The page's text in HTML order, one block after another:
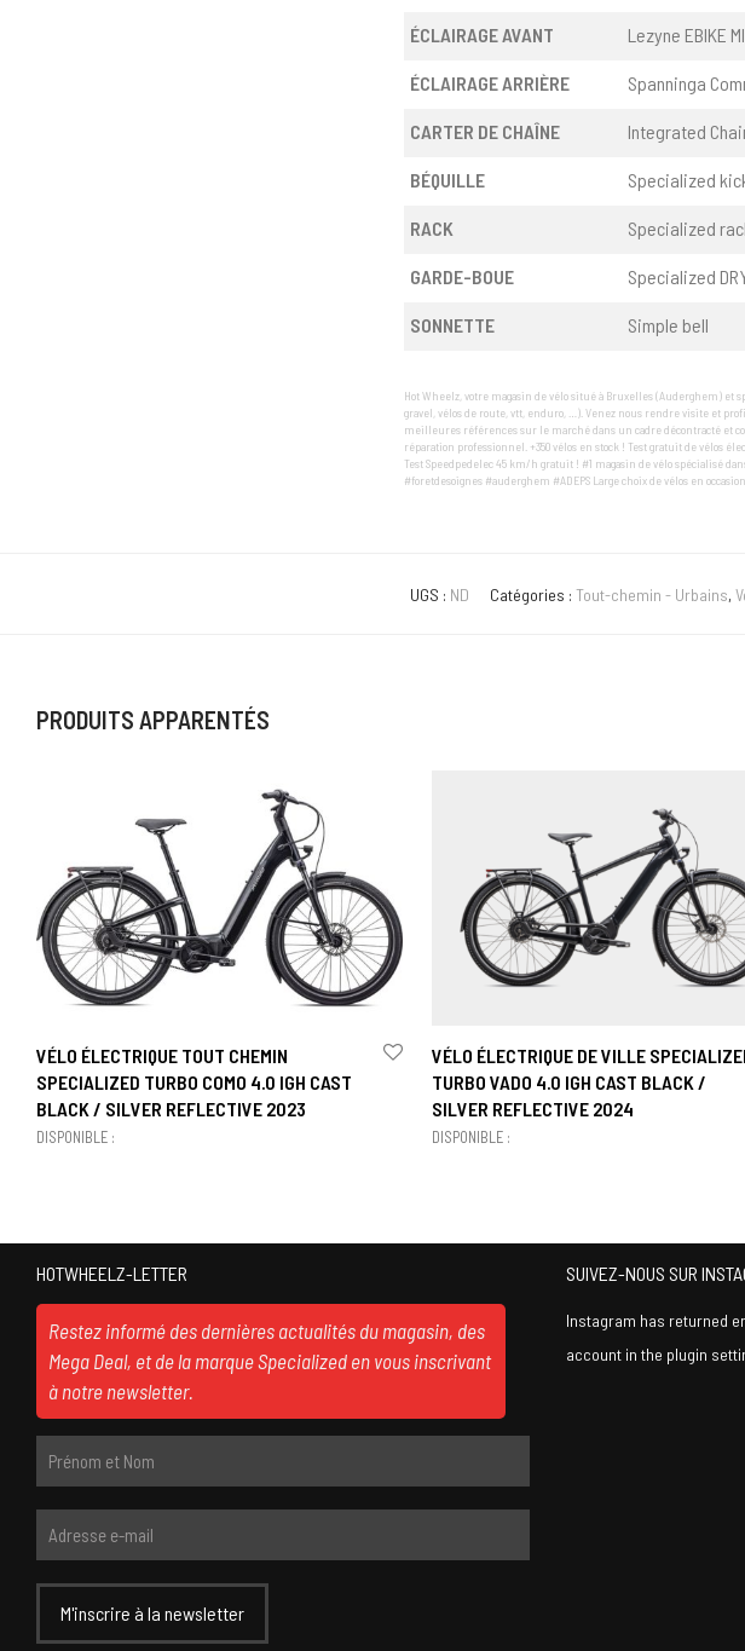
ÉCLAIRAGE AVANT Lezyne EBIKE
ÉCLAIRAGE ARRIÈRE Spanninga
CARTER DE CHAÎNE Integrated
BÉQUILLE Specialized
RACK Specialized
GARDE-BOUE Specialized
SONNETTE Simple bell
Hot Wheelz, votre magasin de vélo situé à Bruxelles (Auderghem) et
gravel, vélos de route, vtt, enduro, …). Venez nous rendre visite et
meilleures références sur le marché dans un cadre décontracté et
réparation professionnel. +350 vélos en stock ! Test gratuit de vélos
Test Speedpedelec 45 km/h gratuit ! #1 magasin de vélo spécialisé
#foretdesoignes #auderghem #ADEPS Large choix de vélos en
UGS : ND Catégories : Tout-chemin - Urbains,
PRODUITS APPARENTÉS
VÉLO ÉLECTRIQUE TOUT CHEMIN
SPECIALIZED TURBO COMO 4.0 IGH CAST
BLACK / SILVER REFLECTIVE 2023
DISPONIBLE :
VÉLO ÉLECTRIQUE DE VILLE
TURBO VADO 4.0 IGH CAST BLACK /
SILVER REFLECTIVE 2024
DISPONIBLE :
HOTWHEELZ-LETTER
Restez informé des dernières actualités du magasin, des
Mega Deal, et de la marque Specialized en vous inscrivant
à notre newsletter.
SUIVEZ-NOUS SUR
Instagram has returned
account in the plugin